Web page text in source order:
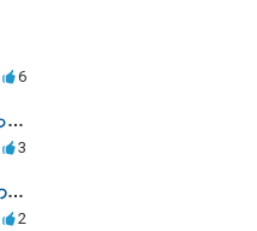
6
ダブル不倫・借金・手切れ金だと思っていたお金を1年後いまさら脅迫罪として通知書が来てまとめて請求
3
患者と主治医の関係性での性的な関わりからのトラブル
2